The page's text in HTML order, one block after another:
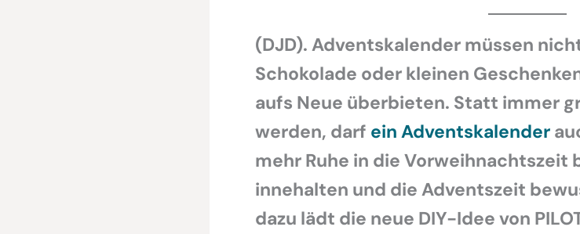
(DJD). Adventskalender müssen
Schokolade oder kleinen
aufs Neue überbieten. Statt immer
werden, darf ein Adventskalender
mehr Ruhe in die Vorweihnachtszeit
innehalten und die Adventszeit
dazu lädt die neue DIY-Idee von